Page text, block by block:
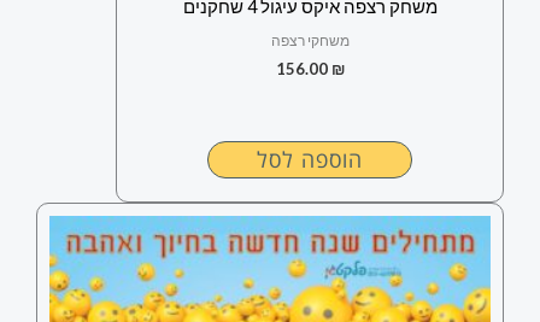
משחק רצפה איקס עיגול 4 שחקנים
משחקי רצפה
156.00 ₪
הוספה לסל